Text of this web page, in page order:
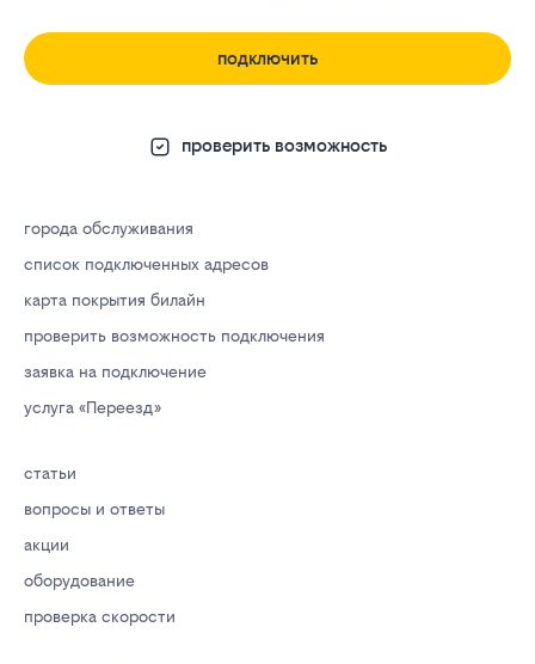
подключить
проверить возможность
города обслуживания
список подключенных адресов
карта покрытия билайн
проверить возможность подключения
заявка на подключение
услуга «Переезд»
статьи
вопросы и ответы
акции
оборудование
проверка скорости